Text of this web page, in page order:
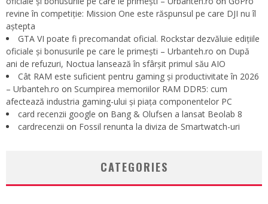
revine în competiție: Mission One este răspunsul pe care DJI nu îl
aștepta
GTA VI poate fi precomandat oficial. Rockstar dezvăluie edițiile
oficiale și bonusurile pe care le primești – Urbanteh.ro on După
ani de refuzuri, Noctua lansează în sfârșit primul său AIO
Cât RAM este suficient pentru gaming și productivitate în 2026
– Urbanteh.ro on Scumpirea memoriilor RAM DDR5: cum
afectează industria gaming-ului și piața componentelor PC
card recenzii google on Bang & Olufsen a lansat Beolab 8
cardrecenzii on Fossil renunta la diviza de Smartwatch-uri
CATEGORIES